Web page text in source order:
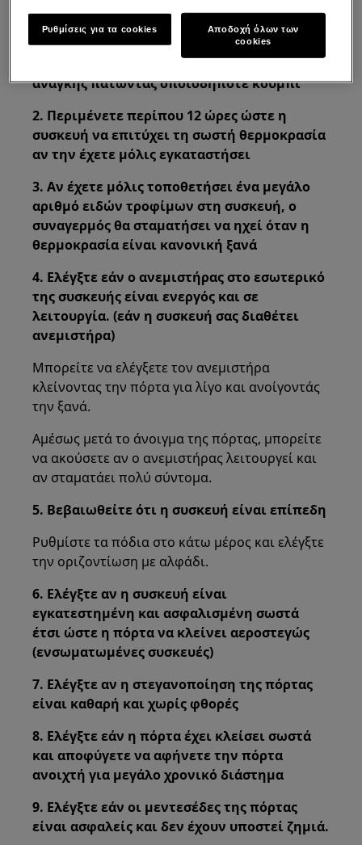
Λύση
1. Απενεργοποιήστε το συναγερμό έκτακτης
ανάγκης πατώντας οποιοδήποτε κουμπί
2. Περιμένετε περίπου 12 ώρες ώστε η
συσκευή να επιτύχει τη σωστή θερμοκρασία
αν την έχετε μόλις εγκαταστήσει
3. Αν έχετε μόλις τοποθετήσει ένα μεγάλο
αριθμό ειδών τροφίμων στη συσκευή, ο
συναγερμός θα σταματήσει να ηχεί όταν η
θερμοκρασία είναι κανονική ξανά
4. Ελέγξτε εάν ο ανεμιστήρας στο εσωτερικό
της συσκευής είναι ενεργός και σε
λειτουργία. (εάν η συσκευή σας διαθέτει
ανεμιστήρα)
Μπορείτε να ελέγξετε τον ανεμιστήρα
κλείνοντας την πόρτα για λίγο και ανοίγοντάς
την ξανά.
Αμέσως μετά το άνοιγμα της πόρτας, μπορείτε
να ακούσετε αν ο ανεμιστήρας λειτουργεί και
αν σταματάει πολύ σύντομα.
5. Βεβαιωθείτε ότι η συσκευή είναι επίπεδη
Ρυθμίστε τα πόδια στο κάτω μέρος και ελέγξτε
την οριζοντίωση με αλφάδι.
6. Ελέγξτε αν η συσκευή είναι
εγκατεστημένη και ασφαλισμένη σωστά
έτσι ώστε η πόρτα να κλείνει αεροστεγώς
(ενσωματωμένες συσκευές)
7. Ελέγξτε αν η στεγανοποίηση της πόρτας
είναι καθαρή και χωρίς φθορές
8. Ελέγξτε εάν η πόρτα έχει κλείσει σωστά
και αποφύγετε να αφήνετε την πόρτα
ανοιχτή για μεγάλο χρονικό διάστημα
9. Ελέγξτε εάν οι μεντεσέδες της πόρτας
είναι ασφαλείς και δεν έχουν υποστεί ζημιά.
Ρυθμίσεις για τα cookies
Αποδοχή όλων των
cookies